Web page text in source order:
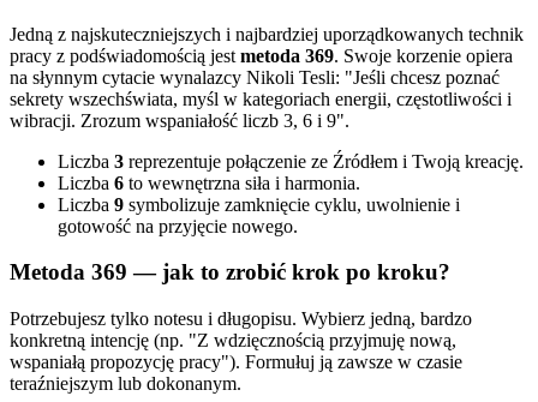
Jedną z najskuteczniejszych i najbardziej uporządkowanych technik
pracy z podświadomością jest metoda 369. Swoje korzenie opiera
na słynnym cytacie wynalazcy Nikoli Tesli: "Jeśli chcesz poznać
sekrety wszechświata, myśl w kategoriach energii, częstotliwości i
wibracji. Zrozum wspaniałość liczb 3, 6 i 9".
Liczba 3 reprezentuje połączenie ze Źródłem i Twoją kreację.
Liczba 6 to wewnętrzna siła i harmonia.
Liczba 9 symbolizuje zamknięcie cyklu, uwolnienie i
gotowość na przyjęcie nowego.
Metoda 369 — jak to zrobić krok po kroku?
Potrzebujesz tylko notesu i długopisu. Wybierz jedną, bardzo
konkretną intencję (np. "Z wdzięcznością przyjmuję nową,
wspaniałą propozycję pracy"). Formułuj ją zawsze w czasie
teraźniejszym lub dokonanym.